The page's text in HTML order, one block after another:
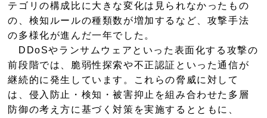
テゴリの構成比に大きな変化は見られなかったもの
の、検知ルールの種類数が増加するなど、攻撃手法
の多様化が進んだ一年でした。
DDoSやランサムウェアといった表面化する攻撃の
前段階では、脆弱性探索や不正認証といった通信が
継続的に発生しています。これらの脅威に対して
は、侵入防止・検知・被害抑止を組み合わせた多層
防御の考え方に基づく対策を実施するとともに、